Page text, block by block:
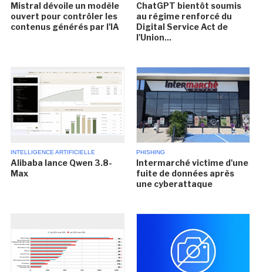
Mistral dévoile un modèle
ouvert pour contrôler les
contenus générés par l'IA
ChatGPT bientôt soumis
au régime renforcé du
Digital Service Act de
l'Union...
INTELLIGENCE ARTIFICIELLE
Alibaba lance Qwen 3.8-
Max
PHISHING
Intermarché victime d'une
fuite de données après
une cyberattaque